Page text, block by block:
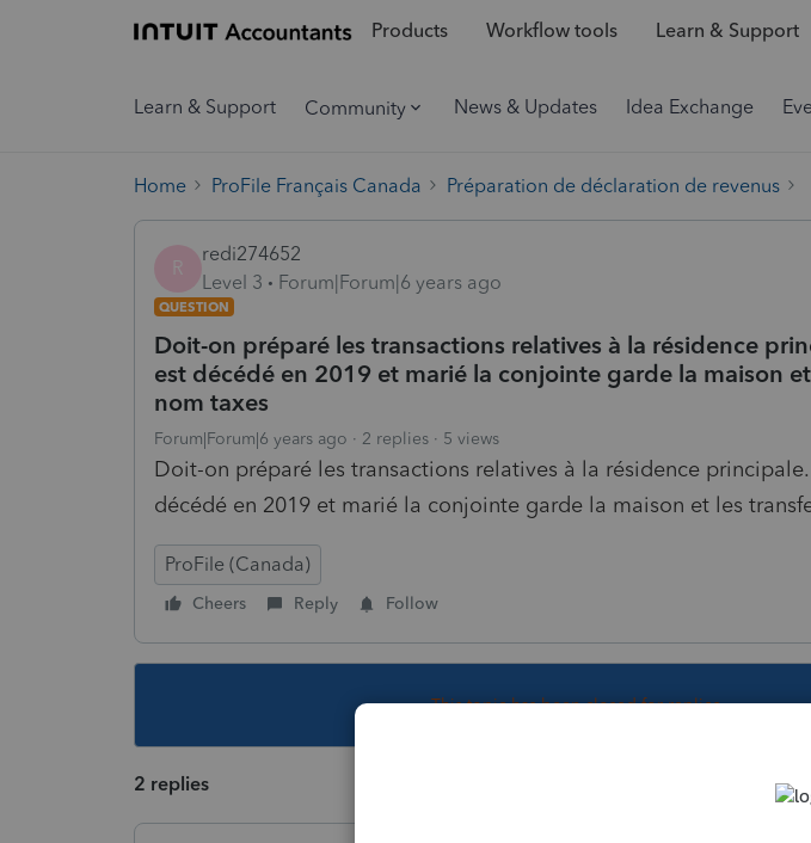
Products Workflow tools Learn & Support
Learn & Support Community News & Updates Idea Exchange
Home ProFile Français Canada Préparation de déclaration de revenus
R
redi274652
Level 3
Forum|Forum|6 years ago
QUESTION
Doit-on préparé les transactions relatives à la résidence
est décédé en 2019 et marié la conjointe garde la maison
nom taxes
Forum|Forum|6 years ago 2 replies 5 views
Doit-on préparé les transactions relatives à la résidence
décédé en 2019 et marié la conjointe garde la maison et les
ProFile (Canada)
Cheers Reply Follow
This topic has been closed for replies.
2 replies